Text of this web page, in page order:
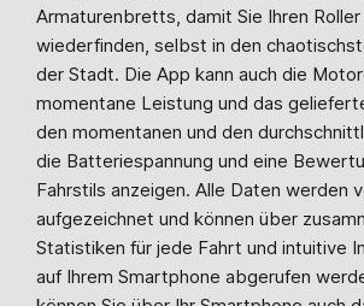
Armaturenbretts, damit Sie Ihren
wiederfinden, selbst in den
der Stadt. Die App kann auch die
momentane Leistung und das
den momentanen und den
die Batteriespannung und eine
Fahrstils anzeigen. Alle Daten werden
aufgezeichnet und können über
Statistiken für jede Fahrt und intuitive
auf Ihrem Smartphone abgerufen